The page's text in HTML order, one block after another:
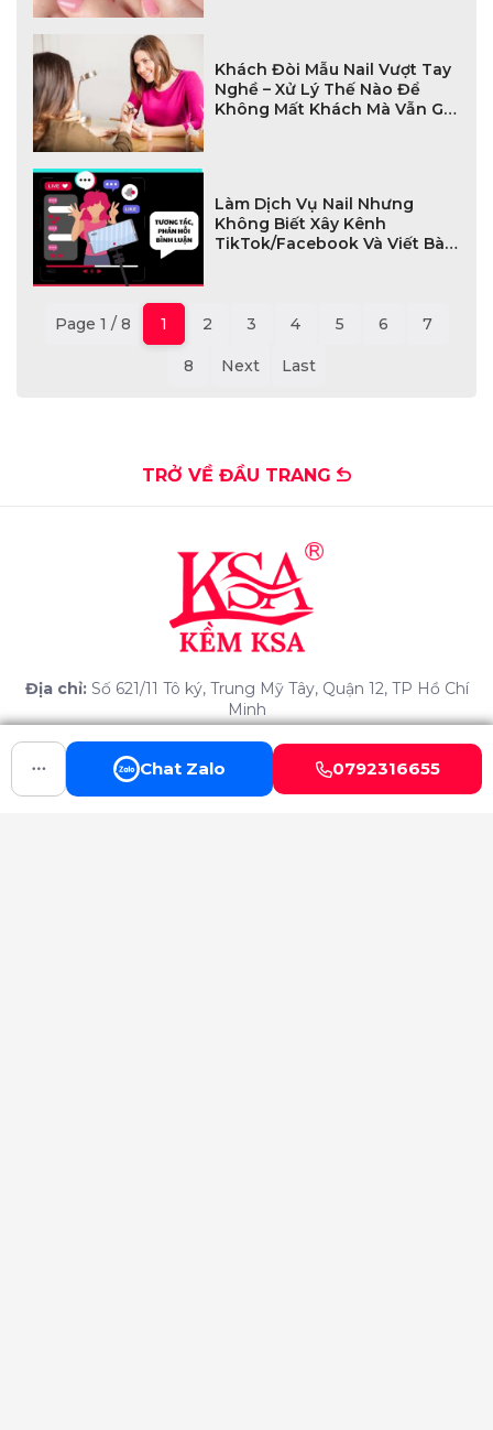
Khách Đòi Mẫu Nail Vượt Tay
Nghề – Xử Lý Thế Nào Để
Không Mất Khách Mà Vẫn Giữ
Làm Dịch Vụ Nail Nhưng
Không Biết Xây Kênh
TikTok/Facebook Và Viết Bài
Page 1 / 8 1 2 3 4 5 6 7
8 Next Last
TRỞ VỀ ĐẦU TRANG
Địa chỉ:Số 621/11 Tô ký, Trung Mỹ Tây, Quận 12, TP Hồ Chí
Minh
ksanippers@gmail.com
Hotline:
0792 316 655 - 0975623934
Chat Zalo 0792316655